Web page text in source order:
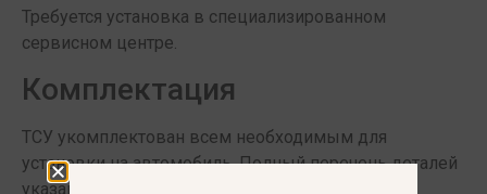
Требуется установка в специализированном
сервисном центре.
Комплектация
ТСУ укомплектован всем необходимым для
установки на автомобиль. Полный перечень деталей
указан в инструкции по установке.